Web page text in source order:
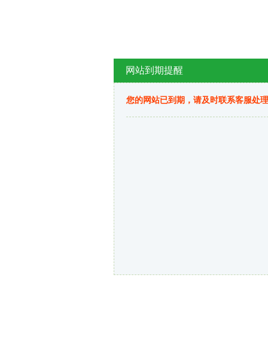
网站到期提醒
您的网站已到期，请及时联系客服处理